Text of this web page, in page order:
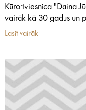
Kūrortviesnīca "Daina
vairāk kā 30 gadus un
Lasīt vairāk